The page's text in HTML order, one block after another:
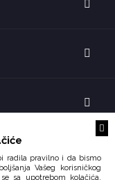
radila pravilno i da bismo
Vašeg korisničkog
sa upotrebom kolačića.